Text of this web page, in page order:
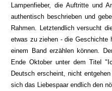
Lampenfieber, die Auftritte und
authentisch beschrieben und
Rahmen. Letztendlich versucht
etwas zu ziehen - die Geschichte
einem Band erzählen können.
Ende Oktober unter dem Titel
Deutsch erscheint, nicht
sich das Liebespaar endlich den